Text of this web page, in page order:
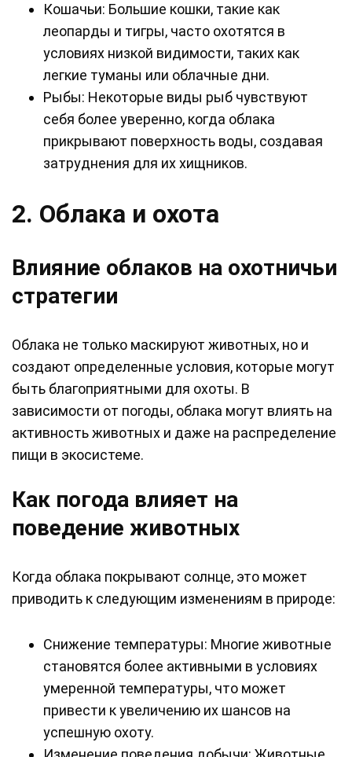
Кошачьи: Большие кошки, такие как
леопарды и тигры, часто охотятся в
условиях низкой видимости, таких как
легкие туманы или облачные дни.
Рыбы: Некоторые виды рыб чувствуют
себя более уверенно, когда облака
прикрывают поверхность воды, создавая
затруднения для их хищников.
2. Облака и охота
Влияние облаков на охотничьи
стратегии
Облака не только маскируют животных, но и
создают определенные условия, которые могут
быть благоприятными для охоты. В
зависимости от погоды, облака могут влиять на
активность животных и даже на распределение
пищи в экосистеме.
Как погода влияет на
поведение животных
Когда облака покрывают солнце, это может
приводить к следующим изменениям в природе:
Снижение температуры: Многие животные
становятся более активными в условиях
умеренной температуры, что может
привести к увеличению их шансов на
успешную охоту.